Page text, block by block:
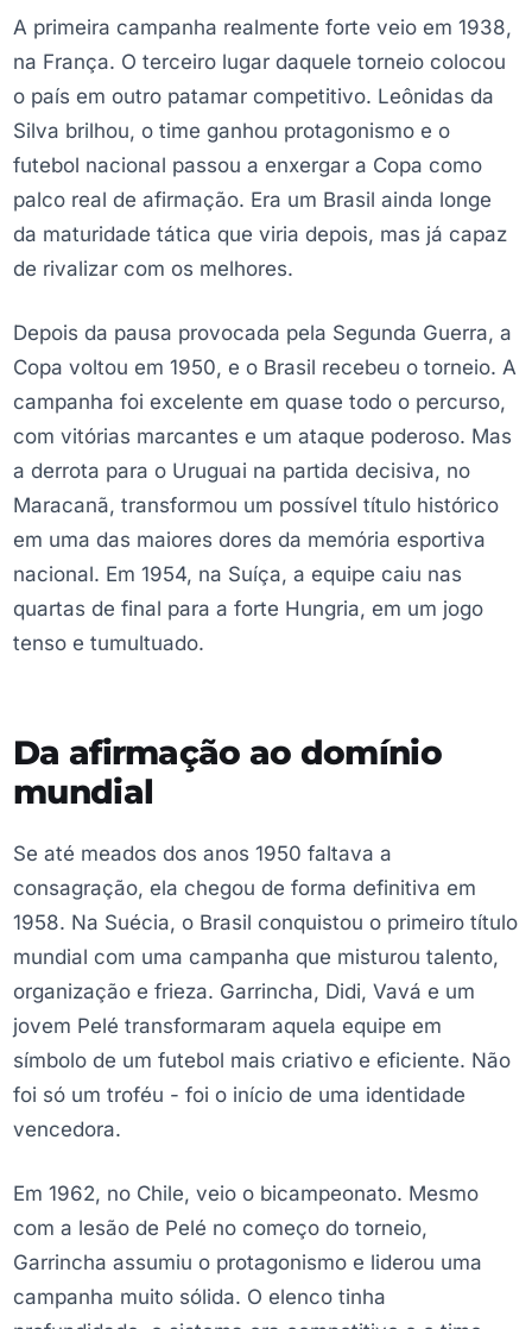
A primeira campanha realmente forte veio em 1938,
na França. O terceiro lugar daquele torneio colocou
o país em outro patamar competitivo. Leônidas da
Silva brilhou, o time ganhou protagonismo e o
futebol nacional passou a enxergar a Copa como
palco real de afirmação. Era um Brasil ainda longe
da maturidade tática que viria depois, mas já capaz
de rivalizar com os melhores.
Depois da pausa provocada pela Segunda Guerra, a
Copa voltou em 1950, e o Brasil recebeu o torneio. A
campanha foi excelente em quase todo o percurso,
com vitórias marcantes e um ataque poderoso. Mas
a derrota para o Uruguai na partida decisiva, no
Maracanã, transformou um possível título histórico
em uma das maiores dores da memória esportiva
nacional. Em 1954, na Suíça, a equipe caiu nas
quartas de final para a forte Hungria, em um jogo
tenso e tumultuado.
Da afirmação ao domínio
mundial
Se até meados dos anos 1950 faltava a
consagração, ela chegou de forma definitiva em
1958. Na Suécia, o Brasil conquistou o primeiro título
mundial com uma campanha que misturou talento,
organização e frieza. Garrincha, Didi, Vavá e um
jovem Pelé transformaram aquela equipe em
símbolo de um futebol mais criativo e eficiente. Não
foi só um troféu - foi o início de uma identidade
vencedora.
Em 1962, no Chile, veio o bicampeonato. Mesmo
com a lesão de Pelé no começo do torneio,
Garrincha assumiu o protagonismo e liderou uma
campanha muito sólida. O elenco tinha